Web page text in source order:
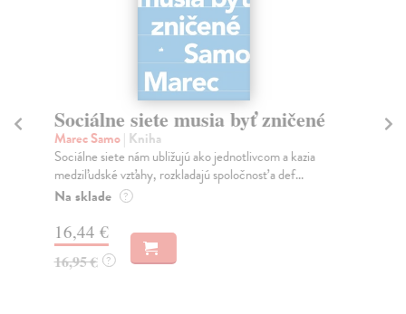
Sociálne siete musia byť zničené
Marec Samo| Kniha
Sociálne siete nám ubližujú ako jednotlivcom a kazia
medziľudské vzťahy, rozkladajú spoločnosť a def...
Na sklade ?
16,44 €
16,95 € ?